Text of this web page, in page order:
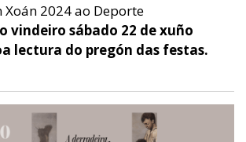
Xoán 2024 ao Deporte
vindeiro sábado 22 de xuño
lectura do pregón das festas.